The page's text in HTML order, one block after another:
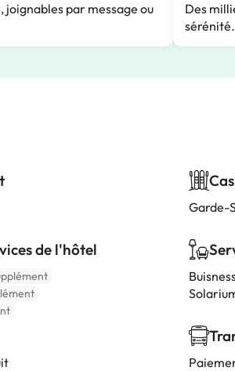
joignables par message ou
Des
sérénité.
de l'hôtel
Garde-